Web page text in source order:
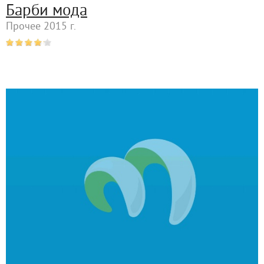
Барби мода
Прочее 2015 г.